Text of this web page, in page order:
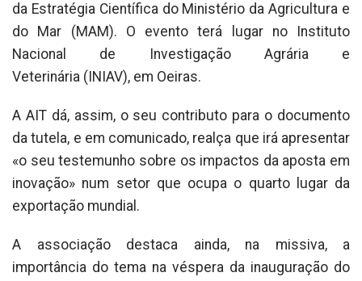
da Estratégia Científica do Ministério da Agricultura e
do Mar (MAM). O evento terá lugar no Instituto
Nacional de Investigação Agrária e
Veterinária (INIAV), em Oeiras.
A AIT dá, assim, o seu contributo para o documento
da tutela, e em comunicado, realça que irá apresentar
«o seu testemunho sobre os impactos da aposta em
inovação» num setor que ocupa o quarto lugar da
exportação mundial.
A associação destaca ainda, na missiva, a
importância do tema na véspera da inauguração do